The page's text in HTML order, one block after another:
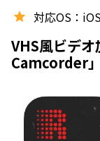
対応OS：
VHS風ビデ
Camcorder